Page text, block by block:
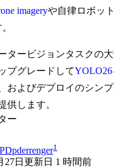
imageryや自律ロボッ
タービジョンタスクの
プグレードしてYOLO26
およびデプロイのシン
供します。
ー
PDpderrenger1
27日 更新日 1 時間前